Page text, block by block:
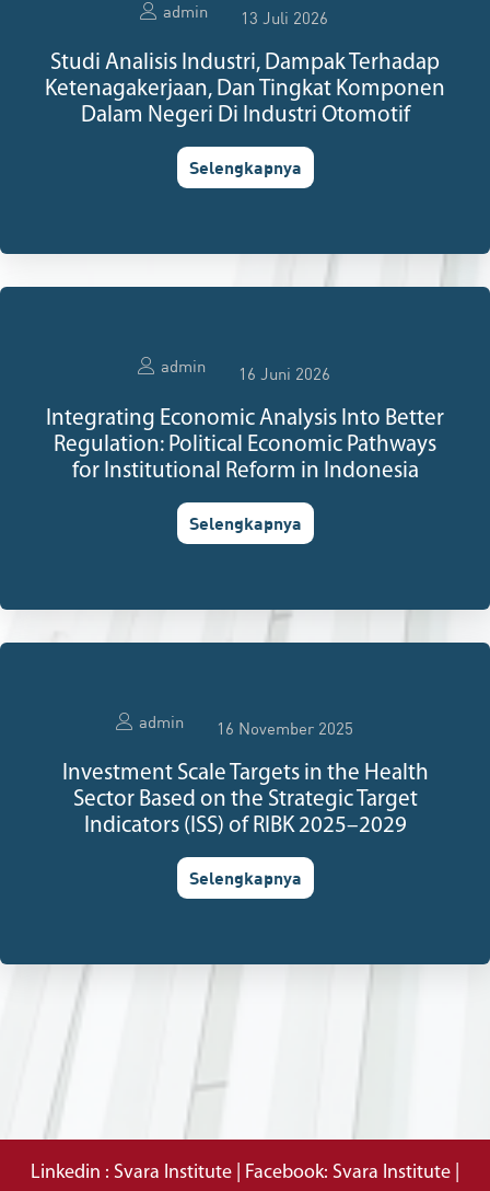
admin 13 Juli 2026
Studi Analisis Industri, Dampak Terhadap
Ketenagakerjaan, Dan Tingkat Komponen
Dalam Negeri Di Industri Otomotif
Selengkapnya
admin 16 Juni 2026
Integrating Economic Analysis Into Better
Regulation: Political Economic Pathways
for Institutional Reform in Indonesia
Selengkapnya
admin 16 November 2025
Investment Scale Targets in the Health
Sector Based on the Strategic Target
Indicators (ISS) of RIBK 2025–2029
Selengkapnya
Linkedin : Svara Institute | Facebook: Svara Institute |